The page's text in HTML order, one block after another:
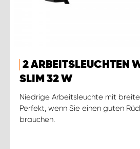
2 ARBEITSLEUCHTEN
SLIM 32 W
Niedrige Arbeitsleuchte mit
Perfekt, wenn Sie einen guten
brauchen.